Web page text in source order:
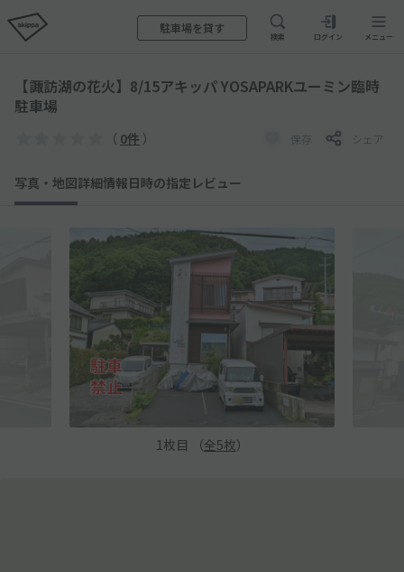
駐車場を貸す
検索 ログイン メニュー
【諏訪湖の花火】8/15アキッパ YOSAPARKユーミン臨時
駐車場
（ 0件 ） 保存 シェア
写真・地図詳細情報日時の指定 レビュー
1 枚目 （全5枚）